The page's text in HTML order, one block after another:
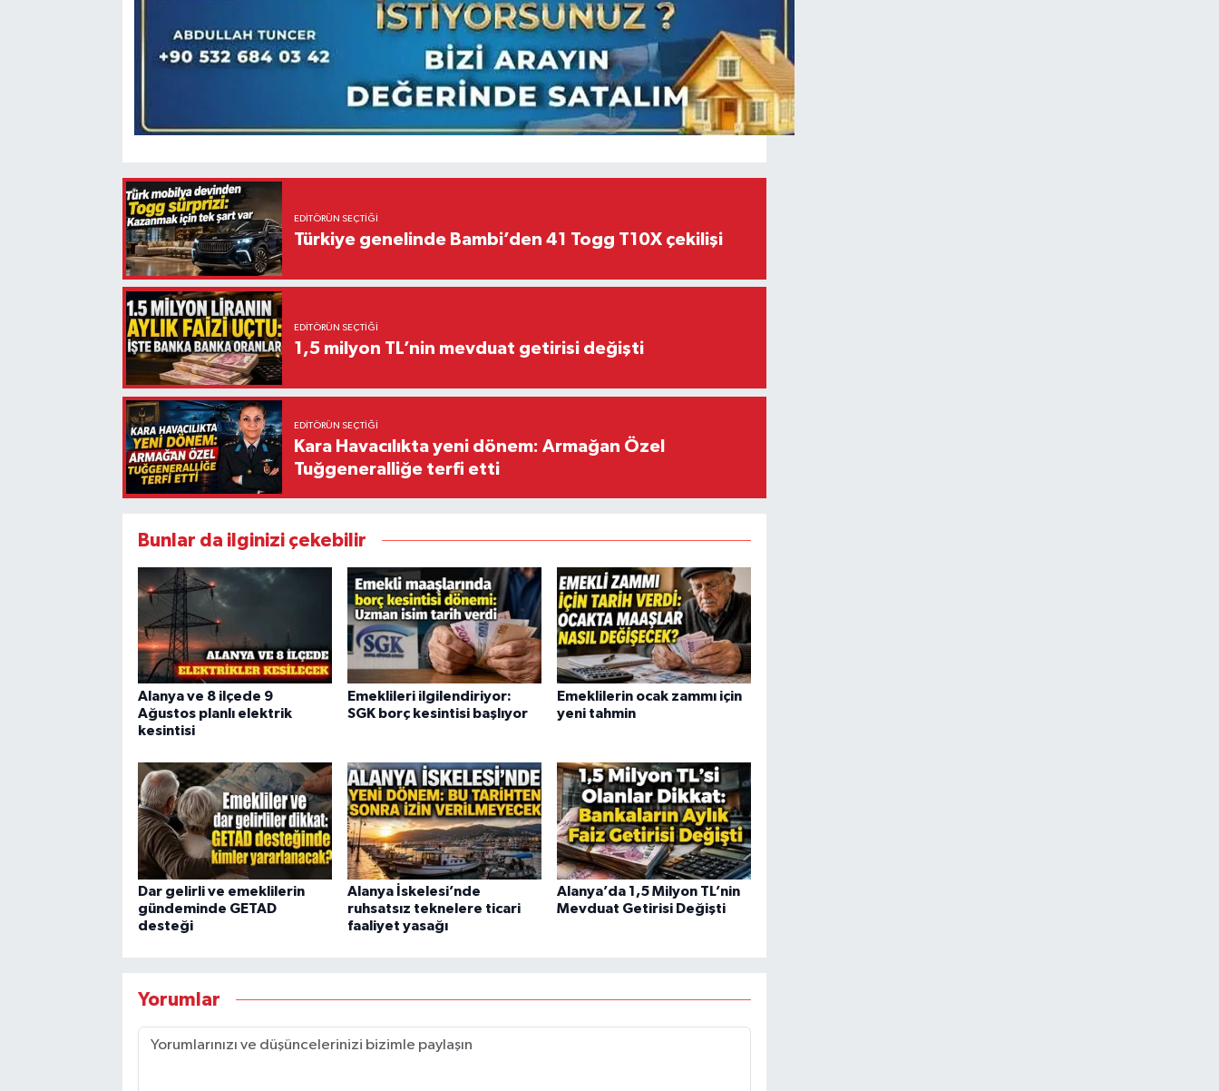
EDITÖRÜN SEÇTIĞI
Türkiye genelinde Bambi’den 41 Togg T10X çekilişi
EDITÖRÜN SEÇTIĞI
1,5 milyon TL’nin mevduat getirisi değişti
EDITÖRÜN SEÇTIĞI
Kara Havacılıkta yeni dönem: Armağan Özel
Tuğgeneralliğe terfi etti
Bunlar da ilginizi çekebilir
Alanya ve 8 ilçede 9
Ağustos planlı elektrik
kesintisi
Emeklileri ilgilendiriyor:
SGK borç kesintisi başlıyor
Emeklilerin ocak zammı için
yeni tahmin
Dar gelirli ve emeklilerin
gündeminde GETAD
desteği
Alanya İskelesi’nde
ruhsatsız teknelere ticari
faaliyet yasağı
Alanya’da 1,5 Milyon TL’nin
Mevduat Getirisi Değişti
Yorumlar